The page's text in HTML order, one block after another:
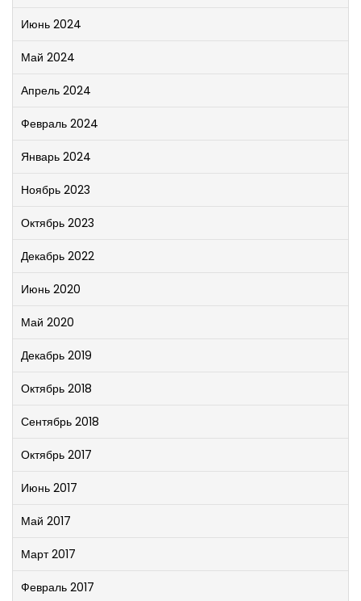
Июнь 2024
Май 2024
Апрель 2024
Февраль 2024
Январь 2024
Ноябрь 2023
Октябрь 2023
Декабрь 2022
Июнь 2020
Май 2020
Декабрь 2019
Октябрь 2018
Сентябрь 2018
Октябрь 2017
Июнь 2017
Май 2017
Март 2017
Февраль 2017